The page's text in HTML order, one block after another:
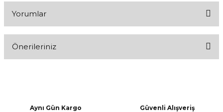
Yorumlar
Önerileriniz
Aynı Gün Kargo
Güvenli Alışveriş